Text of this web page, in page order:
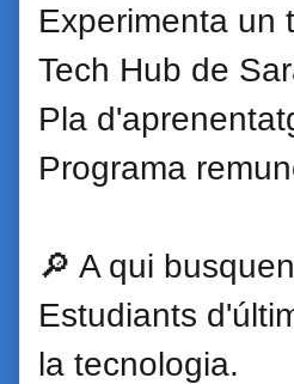
Experimenta un
Tech Hub de
Pla
Programa
🔎 A qui
Estudiants
la tecnologia.